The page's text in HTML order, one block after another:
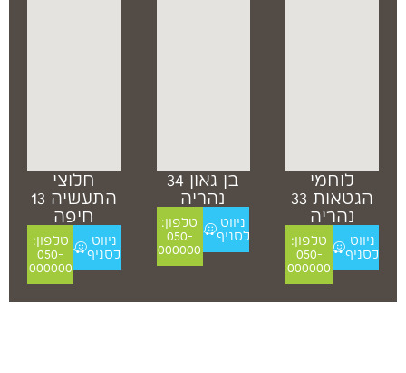
לוחמי
הגטאות 33
נהריה
ניווט
לסניף
טלפון:
050-
000000
בן גאון 34
נהריה
ניווט
לסניף
טלפון:
050-
000000
חלוצי
התעשיה 13
חיפה
ניווט
לסניף
טלפון:
050-
000000